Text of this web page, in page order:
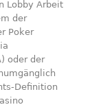
Lobby Arbeit
der
Poker
oder der
Definition